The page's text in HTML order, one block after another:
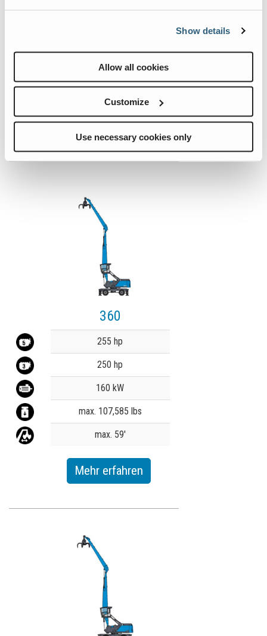
Show details
Allow all cookies
Customize
Use necessary cookies only
max. 90,169 lbs
max. 52'5"
Mehr erfahren
360
255 hp
250 hp
160 kW
max. 107,585 lbs
max. 59'
Mehr erfahren